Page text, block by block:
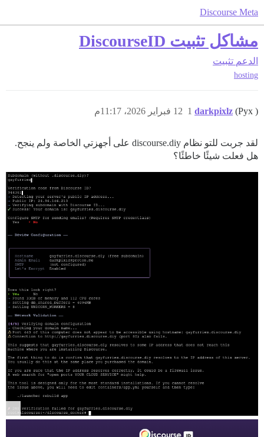
Discourse Meta
مشاكل تثبيت DiscourseID
الدعم تثبيت
hosting
darkpixlz (Pyx ) 12 فبراير 2026، 11:17م 1
لقد جربت للتو نظام discourse.diy على أجهزتي الخاصة ولم ينجح.
هل فعلت شيئًا خاطئًا؟